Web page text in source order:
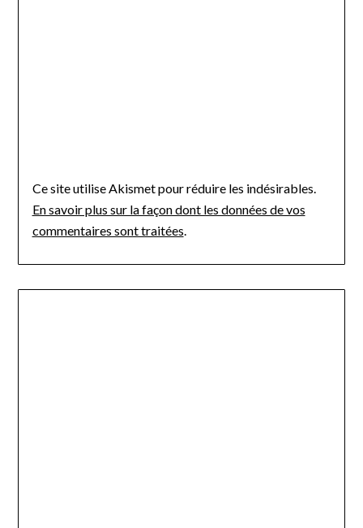
Ce site utilise Akismet pour réduire les indésirables.
En savoir plus sur la façon dont les données de vos
commentaires sont traitées